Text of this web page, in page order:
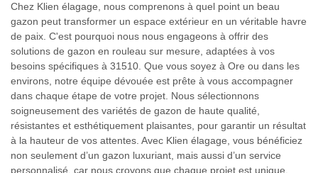
Chez Klien élagage, nous comprenons à quel point un beau
gazon peut transformer un espace extérieur en un véritable havre
de paix. C'est pourquoi nous nous engageons à offrir des
solutions de gazon en rouleau sur mesure, adaptées à vos
besoins spécifiques à 31510. Que vous soyez à Ore ou dans les
environs, notre équipe dévouée est prête à vous accompagner
dans chaque étape de votre projet. Nous sélectionnons
soigneusement des variétés de gazon de haute qualité,
résistantes et esthétiquement plaisantes, pour garantir un résultat
à la hauteur de vos attentes. Avec Klien élagage, vous bénéficiez
non seulement d’un gazon luxuriant, mais aussi d’un service
personnalisé, car nous croyons que chaque projet est unique.